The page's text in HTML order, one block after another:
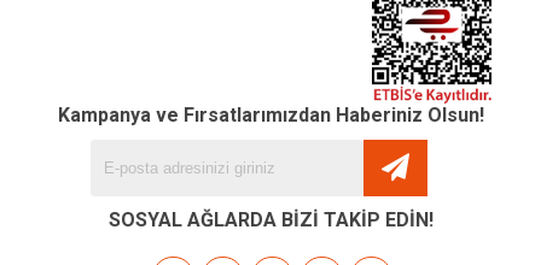
Kampanya ve Fırsatlarımızdan Haberiniz Olsun!
SOSYAL AĞLARDA BİZİ TAKİP EDİN!